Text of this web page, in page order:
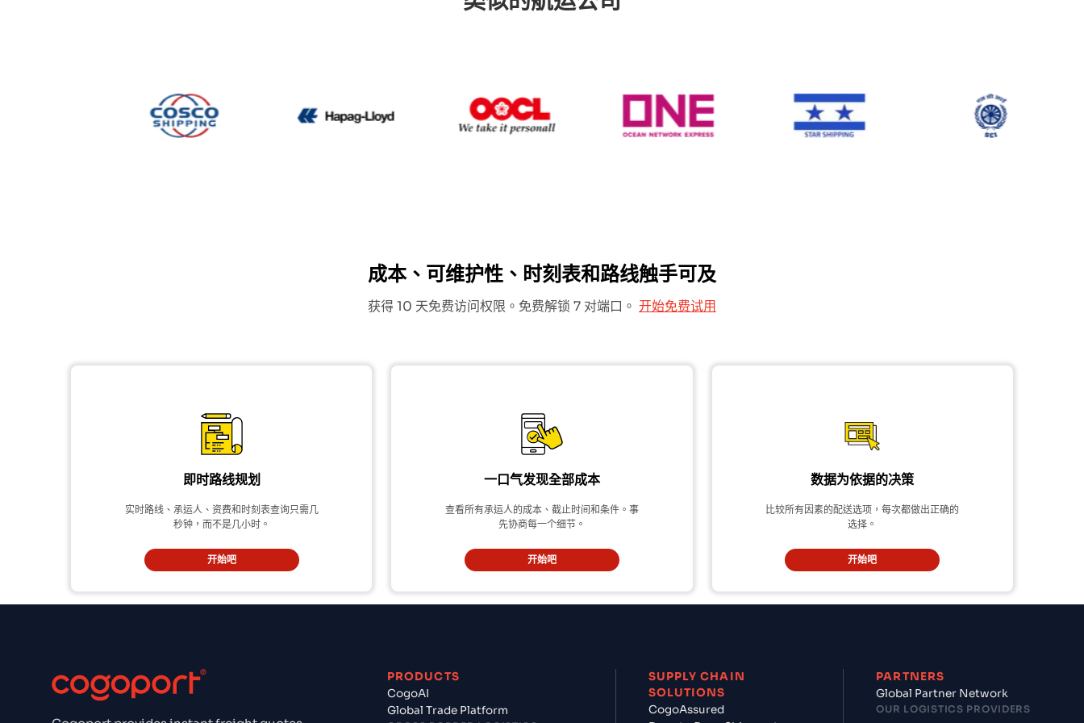
ONE Line
成本、可维护性、时刻表和路线触手可及
获得 10 天免费访问权限。免费解锁 7 对端口。 开始免费试用
即时路线规划
实时路线、承运人、资费和时刻表查询只需几
秒钟，而不是几小时。
开始吧
一口气发现全部成本
查看所有承运人的成本、截止时间和条件。事
先协商每一个细节。
开始吧
数据为依据的决策
比较所有因素的配送选项，每次都做出正确的
选择。
开始吧
PRODUCTS
CogoAI
Global Trade Platform
SUPPLY CHAIN
SOLUTIONS
CogoAssured
PARTNERS
Global Partner Network
OUR LOGISTICS PROVIDERS